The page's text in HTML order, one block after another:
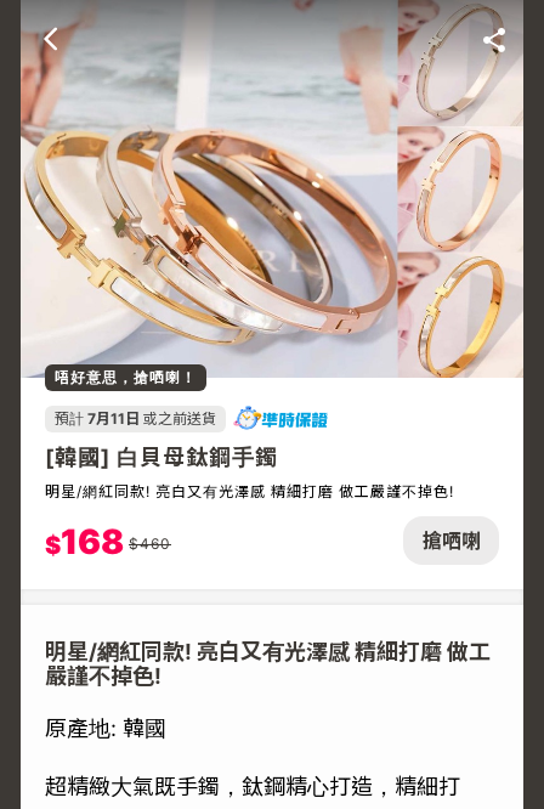
搶哂喇
唔好意思，搶哂喇！
預計 7月11日 或之前送貨
[韓國] 白貝母鈦鋼手鐲
明星/網紅同款! 亮白又有光澤感 精細打磨 做工嚴謹不掉色!
$168 $460
明星/網紅同款! 亮白又有光澤感 精細打磨 做工
嚴謹不掉色!
原產地: 韓國
超精緻大氣既手鐲，鈦鋼精心打造，精細打